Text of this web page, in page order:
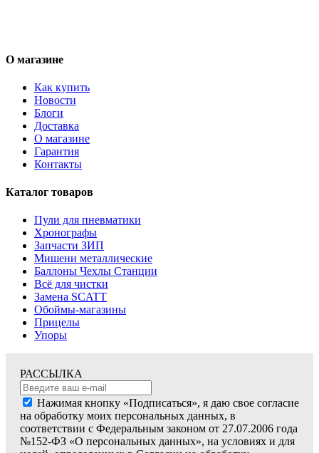
О магазине
Как купить
Новости
Блоги
Доставка
О магазине
Гарантия
Контакты
Каталог товаров
Пули для пневматики
Хронографы
Запчасти ЗИП
Мишени металлические
Баллоны Чехлы Станции
Всё для чистки
Замена SCATT
Обоймы-магазины
Прицелы
Упоры
РАССЫЛКА
Нажимая кнопку «Подписаться», я даю свое согласие
на обработку моих персональных данных, в
соответствии с Федеральным законом от 27.07.2006 года
№152-ФЗ «О персональных данных», на условиях и для